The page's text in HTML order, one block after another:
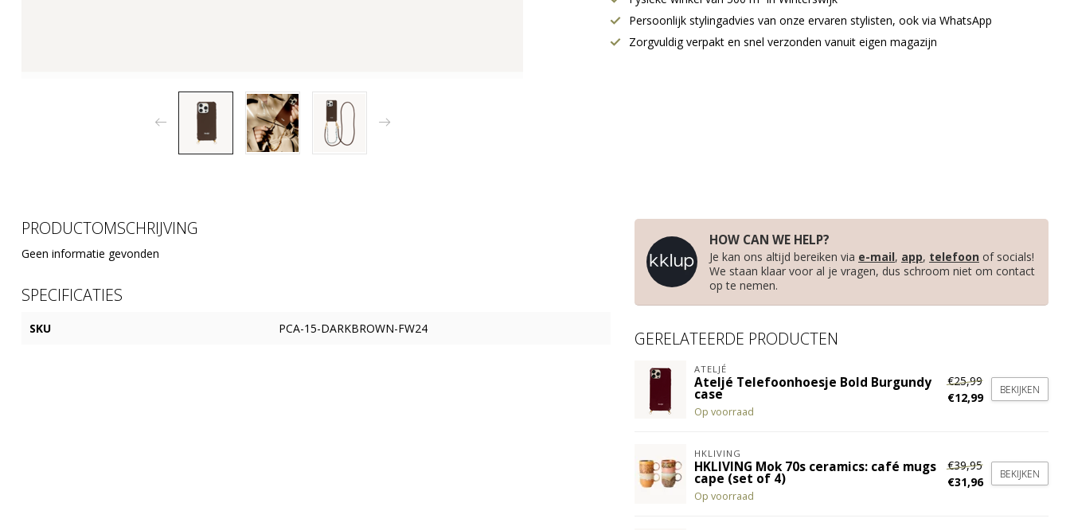
Persoonlijk stylingadvies van onze ervaren stylisten, ook via WhatsApp
Zorgvuldig verpakt en snel verzonden vanuit eigen magazijn
PRODUCTOMSCHRIJVING
Geen informatie gevonden
SPECIFICATIES
SKU PCA-15-DARKBROWN-FW24
HOW CAN WE HELP?
Je kan ons altijd bereiken via e-mail, app, telefoon of socials!
We staan klaar voor al je vragen, dus schroom niet om contact
op te nemen.
GERELATEERDE PRODUCTEN
ATELJÉ
Ateljé Telefoonhoesje Bold Burgundy
case
Op voorraad
€25,99
€12,99
BEKIJKEN
HKLIVING
HKLIVING Mok 70s ceramics: café mugs
cape (set of 4)
Op voorraad
€39,95
€31,96
BEKIJKEN